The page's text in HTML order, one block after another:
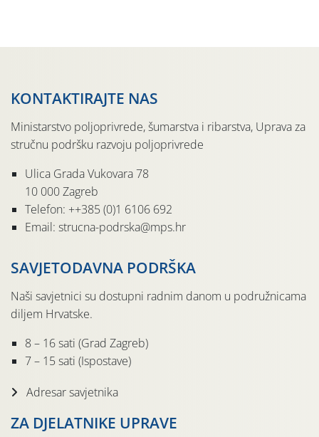
KONTAKTIRAJTE NAS
Ministarstvo poljoprivrede, šumarstva i ribarstva, Uprava za
stručnu podršku razvoju poljoprivrede
Ulica Grada Vukovara 78
10 000 Zagreb
Telefon: ++385 (0)1 6106 692
Email: strucna-podrska@mps.hr
SAVJETODAVNA PODRŠKA
Naši savjetnici su dostupni radnim danom u podružnicama
diljem Hrvatske.
8 – 16 sati (Grad Zagreb)
7 – 15 sati (Ispostave)
Adresar savjetnika
ZA DJELATNIKE UPRAVE